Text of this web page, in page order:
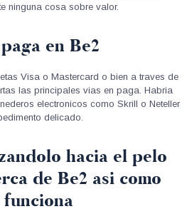
ninguna cosa sobre valor.
en Be2
Visa o Mastercard o bien a traves de
las principales vias en paga. Habria
electronicos como Skrill o Neteller
delicado.
hacia el pelo
de Be2 asi como
funciona